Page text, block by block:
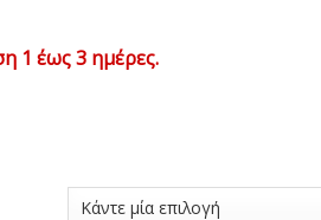
1 έως 3 ημέρες.